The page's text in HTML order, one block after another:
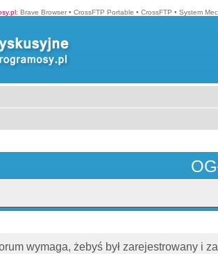
: Brave Browser • CrossFTP Portable • CrossFTP • System
wymaga, żebyś był zarejestrowany i